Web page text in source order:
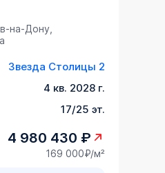
на-Дону,
Звезда Столицы 2
4 кв. 2028 г.
17/25 эт.
4 980 430 ₽
169 000₽/м²